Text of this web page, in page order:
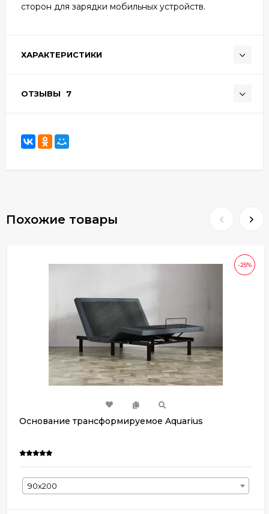
сторон для зарядки мобильных устройств.
ХАРАКТЕРИСТИКИ
ОТЗЫВЫ 7
Похожие товары
-25%
Основание трансформируемое Aquarius
90х200